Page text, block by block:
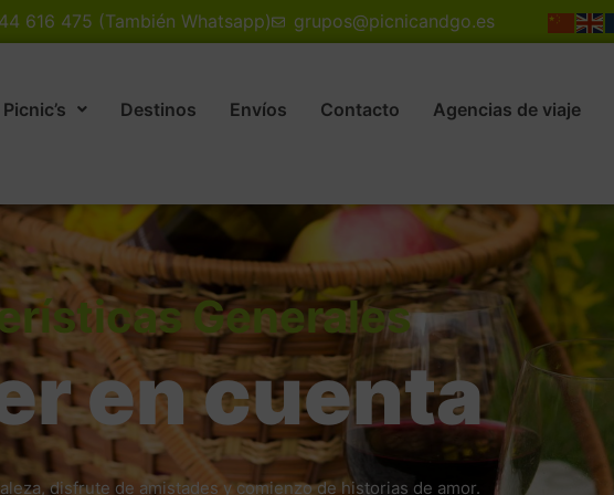
616 475 (También Whatsapp) grupos@picnicandgo.es
Destinos Envíos Contacto Agencias de viaje
Generales
en cuenta
disfrute de amistades y comienzo de historias de amor.